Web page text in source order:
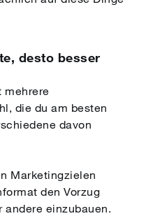
desto besser
mehrere
die du am besten
davon
Marketingzielen
den Vorzug
einzubauen.